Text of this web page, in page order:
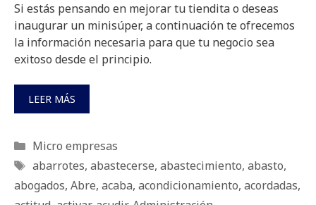
Si estás pensando en mejorar tu tiendita o deseas
inaugurar un minisúper, a continuación te ofrecemos
la información necesaria para que tu negocio sea
exitoso desde el principio.
LEER MÁS
Categorías
Micro empresas
Etiquetas
abarrotes, abastecerse, abastecimiento, abasto,
abogados, Abre, acaba, acondicionamiento, acordadas,